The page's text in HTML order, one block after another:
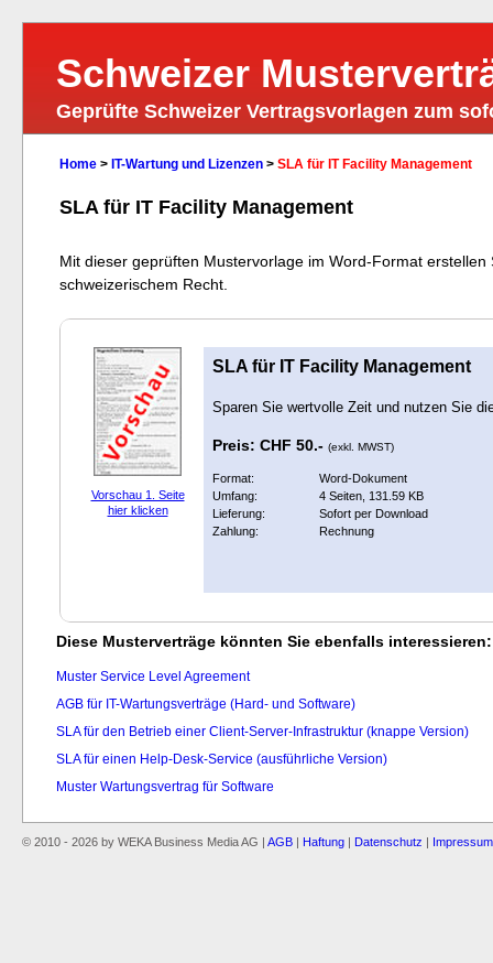
Schweizer
Geprüfte Schweizer Vertragsvorlagen zum
Home > IT-Wartung und Lizenzen > SLA für IT Facility Management
SLA für IT Facility Management
Mit dieser geprüften Mustervorlage im Word-Format
schweizerischem Recht.
Vorschau 1. Seite
hier klicken
SLA für IT Facility Management
Sparen Sie wertvolle Zeit und nutzen Sie
Preis: CHF 50.- (exkl. MWST)
Format:
Word-Dokument
Umfang:
4 Seiten, 131.59 KB
Lieferung:
Sofort per Download
Zahlung:
Rechnung
Diese Musterverträge könnten Sie ebenfalls interessieren:
Muster Service Level Agreement
AGB für IT-Wartungsverträge (Hard- und Software)
SLA für den Betrieb einer Client-Server-Infrastruktur (knappe Version)
SLA für einen Help-Desk-Service (ausführliche Version)
Muster Wartungsvertrag für Software
© 2010 - 2026 by WEKA Business Media AG | AGB | Haftung | Datenschutz | Impressum